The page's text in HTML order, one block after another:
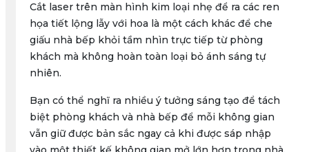
Cắt laser trên màn hình kim loại nhẹ để ra các ren
họa tiết lộng lẫy với hoa là một cách khác để che
giấu nhà bếp khỏi tầm nhìn trực tiếp từ phòng
khách mà không hoàn toàn loại bỏ ánh sáng tự
nhiên.
Bạn có thể nghĩ ra nhiều ý tưởng sáng tạo để tách
biệt phòng khách và nhà bếp để mỗi không gian
vẫn giữ được bản sắc ngay cả khi được sáp nhập